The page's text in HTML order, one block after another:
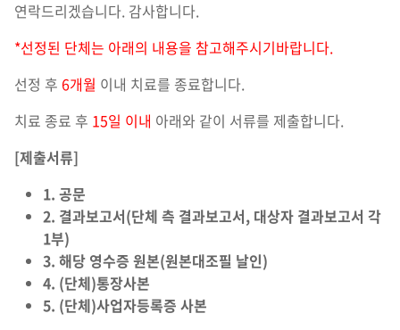
연락드리겠습니다. 감사합니다.
*선정된 단체는 아래의 내용을 참고해주시기바랍니다.
선정 후 6개월 이내 치료를 종료합니다.
치료 종료 후 15일 이내 아래와 같이 서류를 제출합니다.
[제출서류]
1. 공문
2. 결과보고서(단체 측 결과보고서, 대상자 결과보고서 각
1부)
3. 해당 영수증 원본(원본대조필 날인)
4. (단체)통장사본
5. (단체)사업자등록증 사본